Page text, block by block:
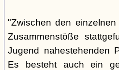
"Zwischen den
Zusammenstöße
Jugend nahestehenden
Es besteht auch ein